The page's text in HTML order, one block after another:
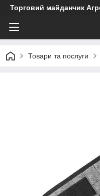
Торговий майданчик
Товари та послуги